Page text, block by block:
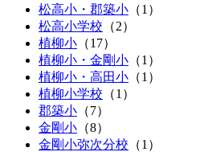
松高小・郡築小 （1 ）
松高小学校 （2）
植柳小 （17）
植柳小・金剛小 （1 ）
植柳小・高田小 （1 ）
植柳小学校 （1）
郡築小 （7）
金剛小 （8）
金剛小弥次分校 （1 ）